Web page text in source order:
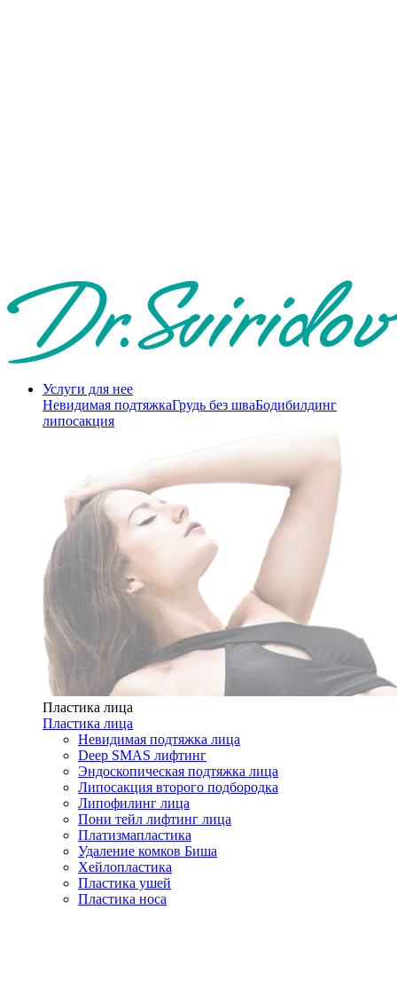
Услуги для нее
Невидимая подтяжкаГрудь без шваБодибилдинг
липосакция
Пластика лица
Пластика лица
Невидимая подтяжка лица
Deep SMAS лифтинг
Эндоскопическая подтяжка лица
Липосакция второго подбородка
Липофилинг лица
Пони тейл лифтинг лица
Платизмапластика
Удаление комков Биша
Хейлопластика
Пластика ушей
Пластика носа